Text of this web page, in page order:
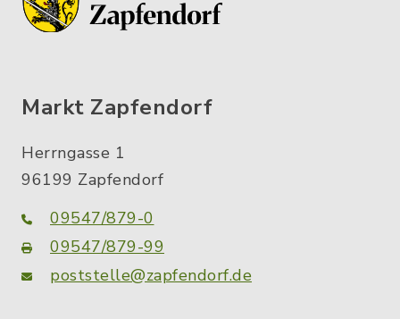
Markt Zapfendorf
Herrngasse 1
96199 Zapfendorf
09547/879-0
09547/879-99
poststelle@zapfendorf.de